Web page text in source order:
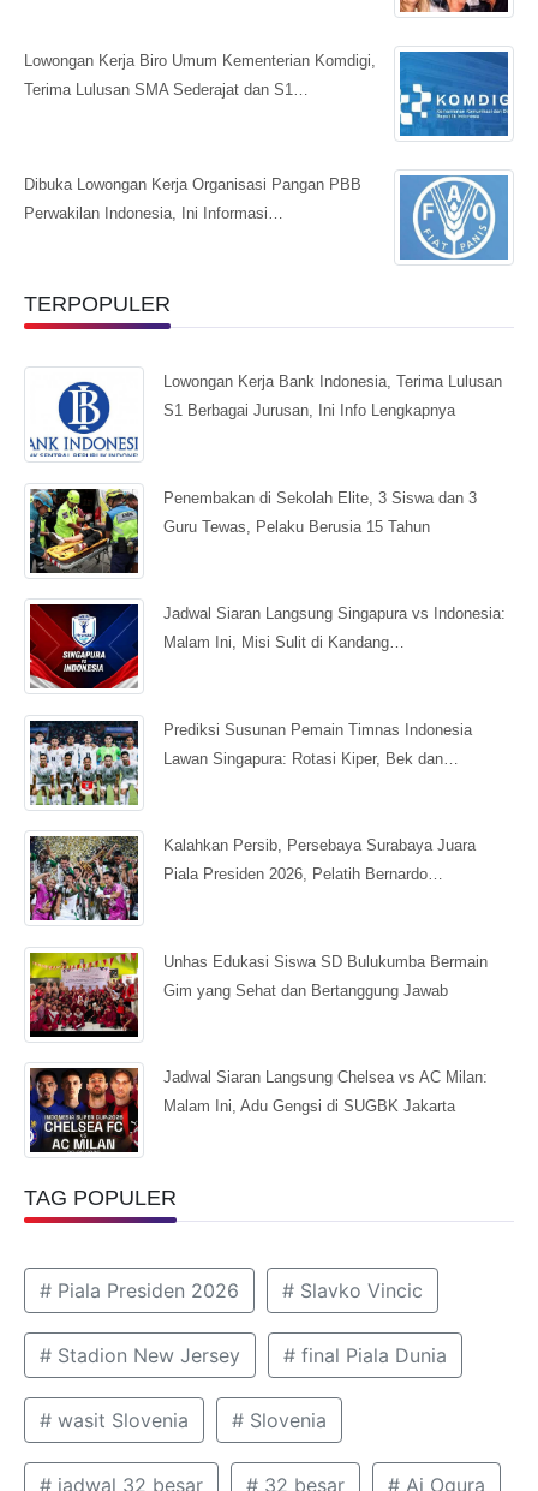
Lowongan Kerja Biro Umum Kementerian Komdigi,
Terima Lulusan SMA Sederajat dan S1…
Dibuka Lowongan Kerja Organisasi Pangan PBB
Perwakilan Indonesia, Ini Informasi…
TERPOPULER
Lowongan Kerja Bank Indonesia, Terima Lulusan
S1 Berbagai Jurusan, Ini Info Lengkapnya
Penembakan di Sekolah Elite, 3 Siswa dan 3
Guru Tewas, Pelaku Berusia 15 Tahun
Jadwal Siaran Langsung Singapura vs Indonesia:
Malam Ini, Misi Sulit di Kandang…
Prediksi Susunan Pemain Timnas Indonesia
Lawan Singapura: Rotasi Kiper, Bek dan…
Kalahkan Persib, Persebaya Surabaya Juara
Piala Presiden 2026, Pelatih Bernardo…
Unhas Edukasi Siswa SD Bulukumba Bermain
Gim yang Sehat dan Bertanggung Jawab
Jadwal Siaran Langsung Chelsea vs AC Milan:
Malam Ini, Adu Gengsi di SUGBK Jakarta
TAG POPULER
# Piala Presiden 2026 # Slavko Vincic
# Stadion New Jersey # final Piala Dunia
# wasit Slovenia # Slovenia
# jadwal 32 besar # 32 besar # Ai Ogura